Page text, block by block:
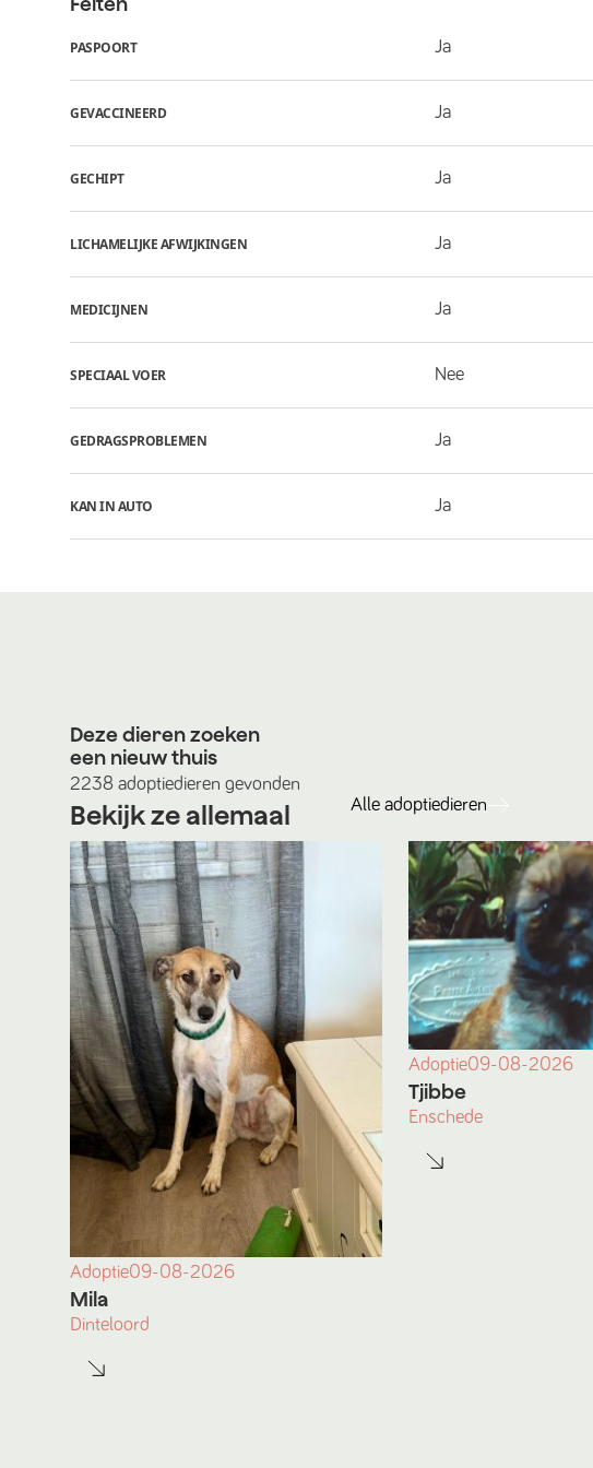
PASPOORT Ja
GEVACCINEERD Ja
GECHIPT Ja
LICHAMELIJKE AFWIJKINGEN Ja
MEDICIJNEN Ja
SPECIAAL VOER Nee
GEDRAGSPROBLEMEN Ja
KAN IN AUTO Ja
Deze dieren zoeken
een nieuw thuis
2238 adoptiedieren gevonden
Bekijk ze allemaal Alle adoptiedieren
Adoptie09-08-2026
Mila
Dinteloord
Adoptie09-08-2026
Tjibbe
Enschede